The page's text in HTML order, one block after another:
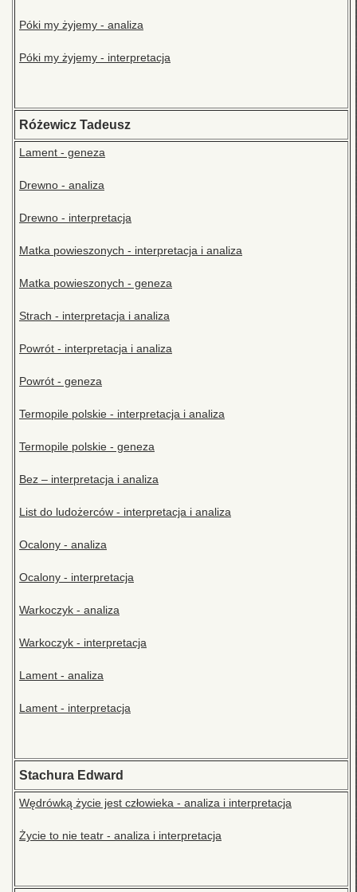
Póki my żyjemy - analiza
Póki my żyjemy - interpretacja
Różewicz Tadeusz
Lament - geneza
Drewno - analiza
Drewno - interpretacja
Matka powieszonych - interpretacja i analiza
Matka powieszonych - geneza
Strach - interpretacja i analiza
Powrót - interpretacja i analiza
Powrót - geneza
Termopile polskie - interpretacja i analiza
Termopile polskie - geneza
Bez – interpretacja i analiza
List do ludożerców - interpretacja i analiza
Ocalony - analiza
Ocalony - interpretacja
Warkoczyk - analiza
Warkoczyk - interpretacja
Lament - analiza
Lament - interpretacja
Stachura Edward
Wędrówką życie jest człowieka - analiza i interpretacja
Życie to nie teatr - analiza i interpretacja